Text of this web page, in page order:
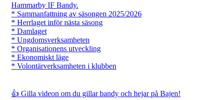
Hammarby IF Bandy.
* Sammanfattning av säsongen 2025/2026
* Herrlaget inför nästa säsong
* Damlaget
* Ungdomsverksamheten
* Organisationens utveckling
* Ekonomiskt läge
* Volontärverksamheten i klubben
👍 Gilla videon om du gillar bandy och hejar på Bajen!